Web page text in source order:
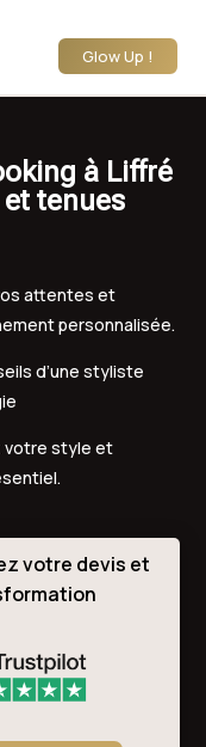
Glow Up !
à Liffré
tenues
attentes et
personnalisée.
d’une styliste
votre style et
votre devis et